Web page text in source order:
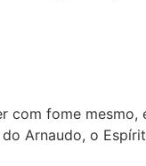
fome
Arnaudo, o